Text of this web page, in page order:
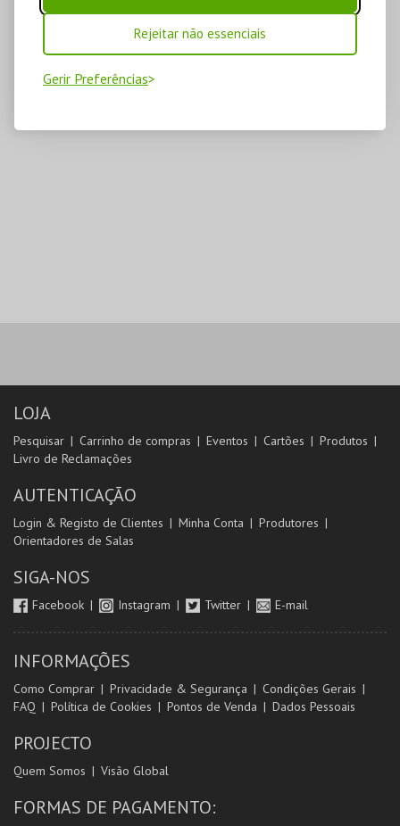
Rejeitar não essenciais
Gerir Preferências
LOJA
Pesquisar Carrinho de compras Eventos Cartões
Produtos
Livro de Reclamações
AUTENTICAÇÃO
Login & Registo de Clientes Minha Conta
Produtores
Orientadores de Salas
SIGA-NOS
Facebook Instagram Twitter E-mail
INFORMAÇÕES
Como Comprar Privacidade & Segurança
Condições Gerais
FAQ
Política de Cookies Pontos de Venda Dados Pessoais
PROJECTO
Quem Somos Visão Global
FORMAS DE PAGAMENTO: